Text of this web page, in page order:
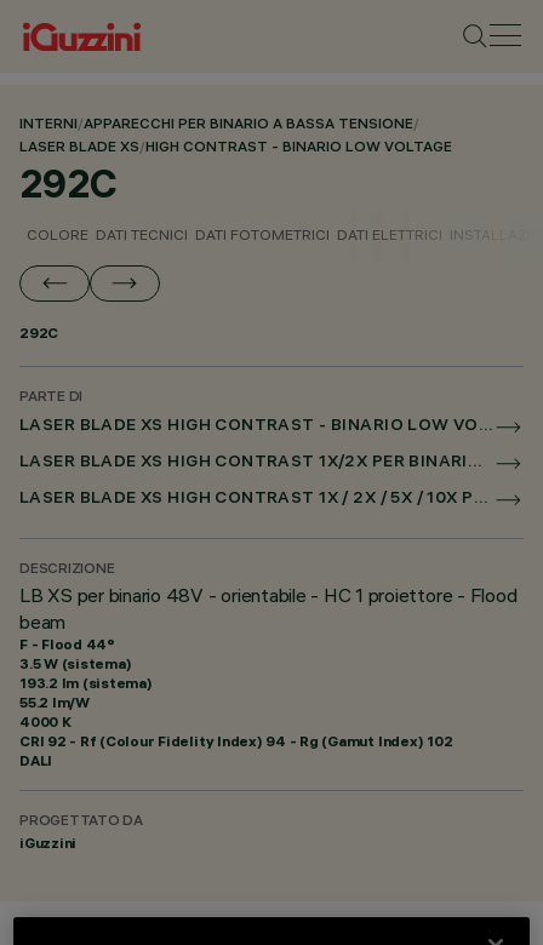
INTERNI/APPARECCHI PER BINARIO A BASSA TENSIONE/
LASER BLADE XS/HIGH CONTRAST - BINARIO LOW VOLTAGE
292C
COLORE DATI TECNICI DATI FOTOMETRICI DATI ELETTRICI
292C
PARTE DI
LASER BLADE XS HIGH CONTRAST - BINARIO LOW VOLTAGE
LASER BLADE XS HIGH CONTRAST 1X/2X PER BINARIO LOW VOLTAGE DALI POWERLINE
LASER BLADE XS HIGH CONTRAST 1X / 2X / 5X / 10X PER SUPERRAIL DALI POWERLINE
DESCRIZIONE
LB XS per binario 48V - orientabile - HC 1 proiettore - Flood
beam
F - Flood 44°
3.5 W (sistema)
193.2 lm (sistema)
55.2 lm/W
4000 K
CRI 92 - Rf (Colour Fidelity Index) 94 - Rg (Gamut Index) 102
DALI
PROGETTATO DA
iGuzzini